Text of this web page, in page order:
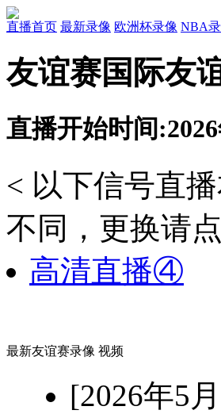
直播首页 最新录像 欧洲杯录像 NBA
友谊赛国际友
直播开始时间
< 以下信号直
不同，更换请
高清直播④
最新友谊赛录像 视频
[2026年5